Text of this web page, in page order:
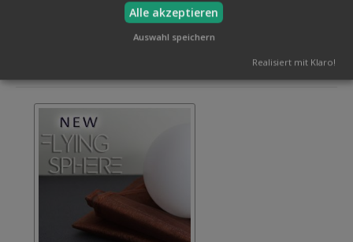
Alle auswählen
Alle akzeptieren
Auswahl speichern
Realisiert mit Klaro!